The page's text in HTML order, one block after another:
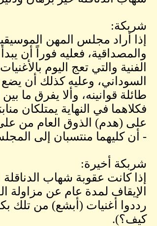
شربكة:
إذا أراد مجلس المهن
والمصداقية، فعليه فوراً أن
الفنية والتي تعج اليوم
السوداني، وعليه كذلك أن يضع
طائلة قوانينه، وألا يفرق ما
فكلاهما في النهاية يمتلكان
على (هدم) الذوق العام من على
- أن كليهما منتسبان إلى
شربكة أخيرة:
إذا كانت عقوبة شهاب
الإيقاف لمدة عام عن مزاولة
رددوا أغنيات (أبشع) من تلك
كيف؟).